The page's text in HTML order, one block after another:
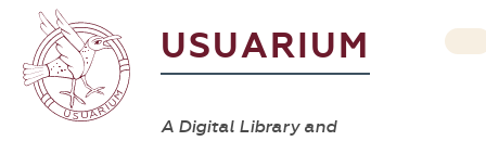
USUARIUM
A Digital Library and